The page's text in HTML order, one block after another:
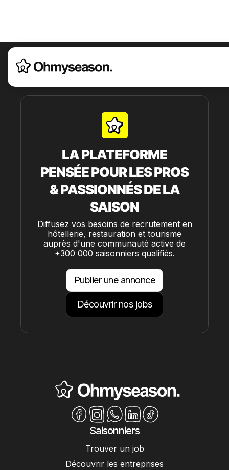
LA PLATEFORME
PENSÉE POUR LES PROS
& PASSIONNÉS DE LA
SAISON
Diffusez vos besoins de recrutement en
hôtellerie, restauration et tourisme
auprès d'une communauté active de
+300 000 saisonniers qualifiés.
Publier une annonce
Découvrir nos jobs
Saisonniers
Trouver un job
Découvrir les entreprises